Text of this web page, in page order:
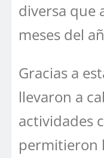
diversa que
meses del
Gracias a
llevaron a
actividades
permitieron